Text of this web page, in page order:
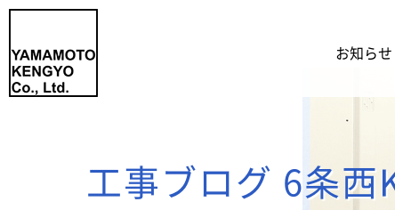
お知らせ
工事ブログ 6条西